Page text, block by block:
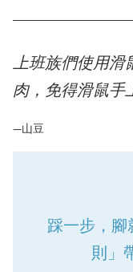
上班族們使用滑
肉，免得滑鼠手
—山豆
踩一步，腳
則」